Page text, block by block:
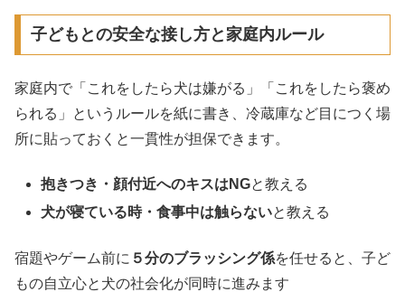
子どもとの安全な接し方と家庭内ルール
家庭内で「これをしたら犬は嫌がる」「これをしたら褒め
られる」というルールを紙に書き、冷蔵庫など目につく場
所に貼っておくと一貫性が担保できます。
抱きつき・顔付近へのキスはNGと教える
犬が寝ている時・食事中は触らないと教える
宿題やゲーム前に ５分のブラッシング係を任せると、子ど
もの自立心と犬の社会化が同時に進みます